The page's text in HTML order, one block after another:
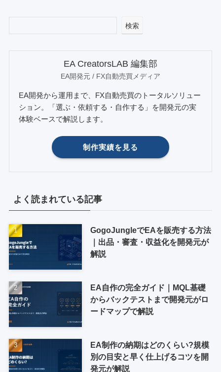
検索
EA CreatorsLAB 編集部
EA開発元 / FX自動売買メディア
EA開発から運用まで、FX自動売買のトータルソリュー
ション。「選ぶ・依頼する・自作する」を開発元の実
体験ベースで解説します。
制作実績を見る
よく読まれている記事
GogoJungleでEAを販売する方法
｜出品・審査・収益化を開発元が
解説
EA自作の完全ガイド｜MQL基礎
からバックテストまで開発元がロ
ードマップで解説
EA制作の納期はどのくらい?規模
別の目安と早く仕上げるコツを開
発元が解説